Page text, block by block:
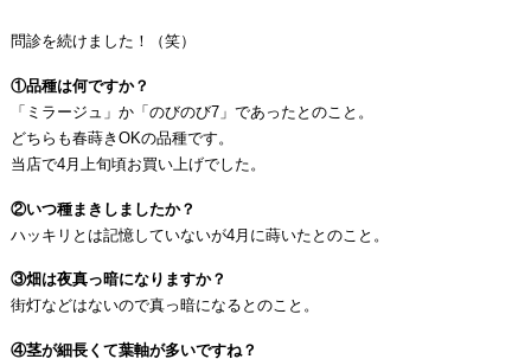
問診を続けました！（笑）
①品種は何ですか？
「ミラージュ」か「のびのび7」であったとのこと。
どちらも春蒔きOKの品種です。
当店で4月上旬頃お買い上げでした。
②いつ種まきしましたか？
ハッキリとは記憶していないが4月に蒔いたとのこと。
③畑は夜真っ暗になりますか？
街灯などはないので真っ暗になるとのこと。
④茎が細長くて葉軸が多いですね？